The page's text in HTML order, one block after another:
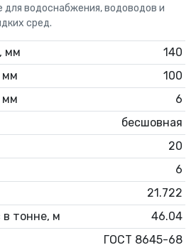
для водоснабжения, водоводов и
сред.
мм
140
мм
100
мм
6
бесшовная
20
6
21.722
в тонне, м
46.04
ГОСТ 8645-68